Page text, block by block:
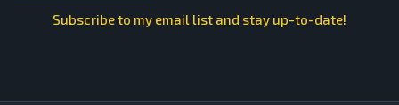
Subscribe to my email list and stay up-to-date!